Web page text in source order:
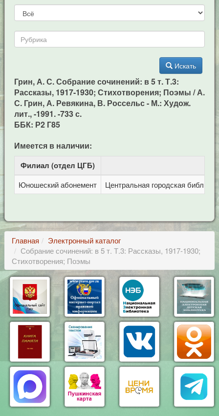
Искать
Грин, А. С. Собрание сочинений: в 5 т. Т.3:
Рассказы, 1917-1930; Стихотворения; Поэмы / А.
С. Грин, А. Ревякина, В. Россельс - М.: Худож.
лит., -1991. -733 с.
ББК: Р2 Г85
Имеется в наличии:
Филиал (отдел ЦГБ)
Юношеский абонемент Центральная городская
Главная
Электронный каталог
Собрание сочинений: в 5 т. Т.3: Рассказы, 1917-1930;
Стихотворения; Поэмы